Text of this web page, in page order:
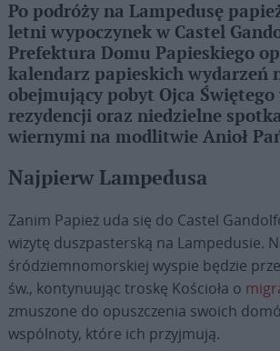
Po podróży na Lampedusę
letni wypoczynek w Castel
Prefektura Domu Papieskiego
kalendarz papieskich wydarzeń
obejmujący pobyt Ojca
rezydencji oraz niedzielne
wiernymi na modlitwie Anioł
Najpierw Lampedusa
Zanim Papież uda się do Castel
wizytę duszpasterską na Lampedusie.
śródziemnomorskiej wyspie będzie
św., kontynuując troskę Kościoła o
zmuszone do opuszczenia swoich
wspólnoty, które ich przyjmują.